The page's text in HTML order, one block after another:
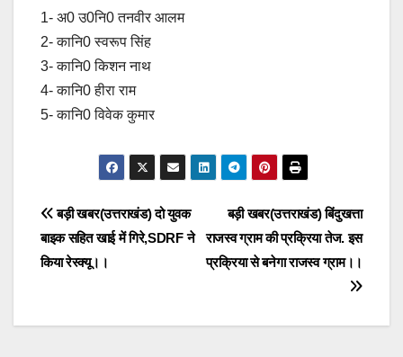
1- अ0 उ0नि0 तनवीर आलम
2- कानि0 स्वरूप सिंह
3- कानि0 किशन नाथ
4- कानि0 हीरा राम
5- कानि0 विवेक कुमार
Post
navigation
बड़ी खबर(उत्तराखंड) बिंदुखत्ता
राजस्व ग्राम की प्रक्रिया तेज. इस
प्रक्रिया से बनेगा राजस्व ग्राम।।
बड़ी खबर(उत्तराखंड) दो युवक
बाइक सहित खाई में गिरे,SDRF ने
किया रेस्क्यू।।